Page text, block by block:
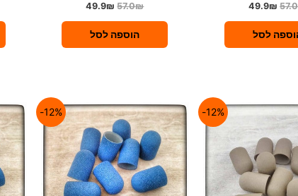
57.0
49.9₪
לסל
ד
ר
0
מ
57.0₪
49.9₪
הוספה לסל
12%-
12%-